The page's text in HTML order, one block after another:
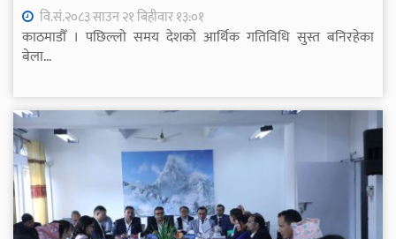
वि.सं.२०८३ साउन २१ बिहीवार १३:०१
काठमाडौँ । पछिल्लो समय देशको आर्थिक गतिविधि सुस्त बनिरहेका
बेला...